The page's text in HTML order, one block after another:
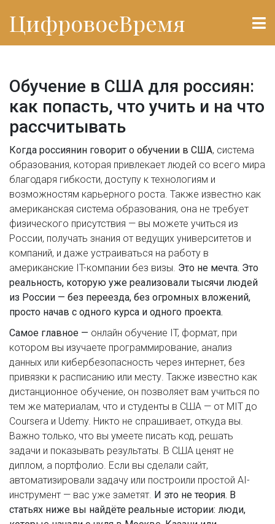
ЦифровоеВремя
Обучение в США для россиян:
как попасть, что учить и на что
рассчитывать
Когда россиянин говорит о обучении в США, система
образования, которая привлекает людей со всего мира
благодаря гибкости, доступу к технологиям и
возможностям карьерного роста. Также известно как
американская система образования, она не требует
физического присутствия — вы можете учиться из
России, получать знания от ведущих университетов и
компаний, и даже устраиваться на работу в
американские IT-компании без визы. Это не мечта. Это
реальность, которую уже реализовали тысячи людей
из России — без переезда, без огромных вложений,
просто начав с одного курса и одного проекта.
Самое главное — онлайн обучение IT, формат, при
котором вы изучаете программирование, анализ
данных или кибербезопасность через интернет, без
привязки к расписанию или месту. Также известно как
дистанционное обучение, он позволяет вам учиться по
тем же материалам, что и студенты в США — от MIT до
Coursera и Udemy. Никто не спрашивает, откуда вы.
Важно только, что вы умеете писать код, решать
задачи и показывать результаты. В США ценят не
диплом, а портфолио. Если вы сделали сайт,
автоматизировали задачу или построили простой AI-
инструмент — вас уже заметят. И это не теория. В
статьях ниже вы найдёте реальные истории: люди,